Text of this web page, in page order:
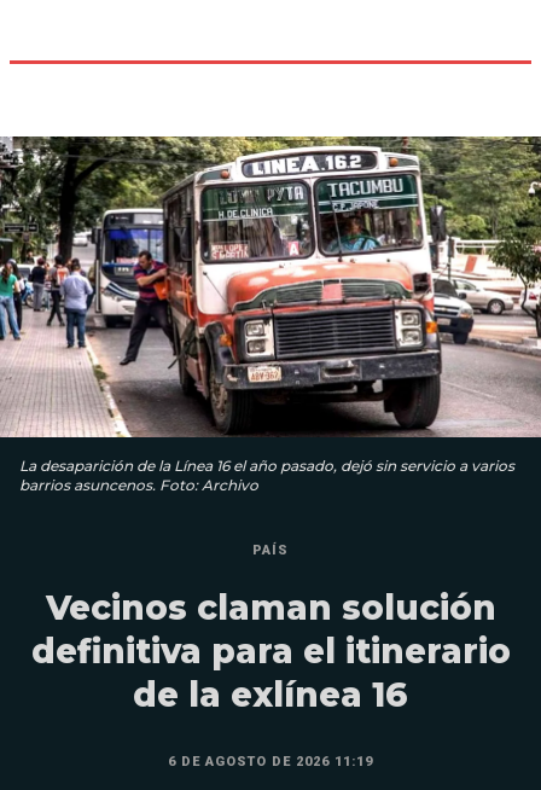
La desaparición de la Línea 16 el año pasado, dejó sin servicio a varios
barrios asuncenos. Foto: Archivo
PAÍS
Vecinos claman solución
definitiva para el itinerario
de la exlínea 16
6 DE AGOSTO DE 2026 11:19